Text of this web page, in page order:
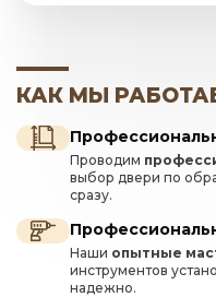
КАК МЫ
Проводим
выбор двери по
сразу.
Наши опытные
инструментов
надежно.